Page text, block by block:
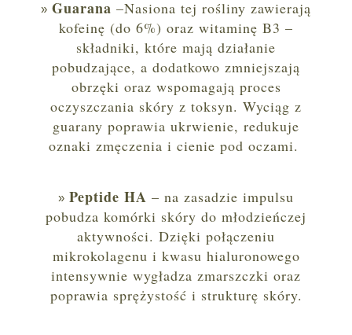
Guarana –Nasiona tej rośliny zawierają
kofeinę (do 6%) oraz witaminę B3 –
składniki, które mają działanie
pobudzające, a dodatkowo zmniejszają
obrzęki oraz wspomagają proces
oczyszczania skóry z toksyn. Wyciąg z
guarany poprawia ukrwienie, redukuje
oznaki zmęczenia i cienie pod oczami.
Peptide HA – na zasadzie impulsu
pobudza komórki skóry do młodzieńczej
aktywności. Dzięki połączeniu
mikrokolagenu i kwasu hialuronowego
intensywnie wygładza zmarszczki oraz
poprawia sprężystość i strukturę skóry.